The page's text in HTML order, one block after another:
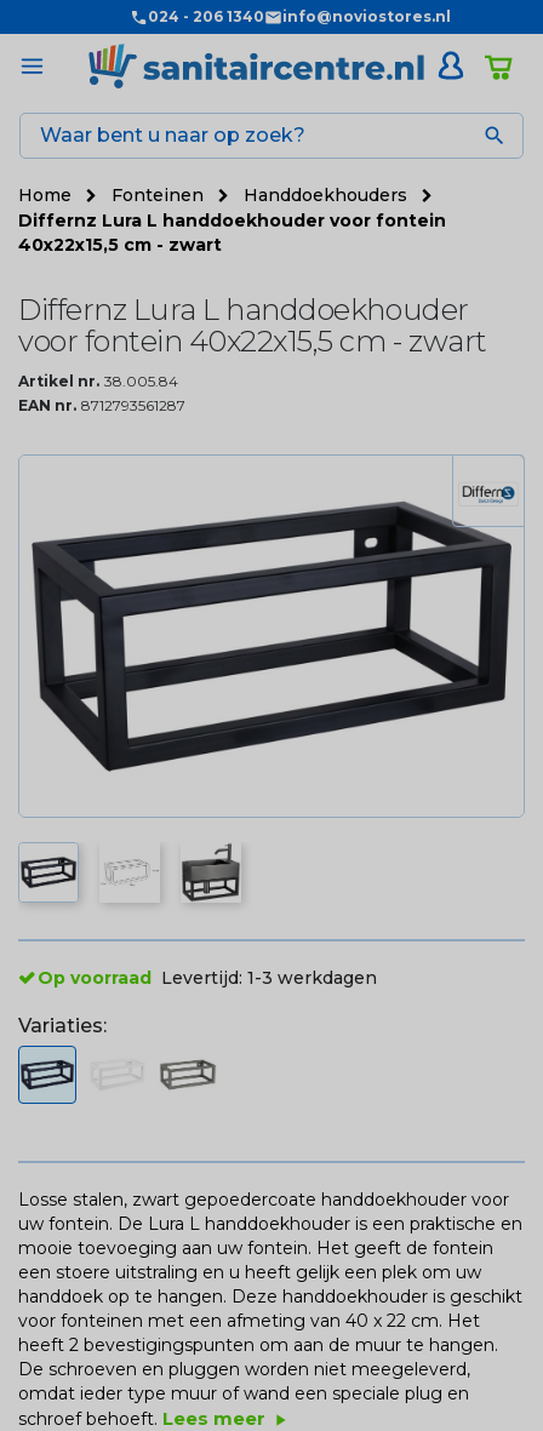
024 - 206 1340 info@noviostores.nl

Home Fonteinen
Handdoekhouders
Differnz Lura L handdoekhouder voor fontein
40x22x15,5 cm - zwart
Differnz Lura L handdoekhouder
voor fontein 40x22x15,5 cm - zwart
Artikel nr. 38.005.84
EAN nr. 8712793561287
Op voorraad Levertijd: 1-3 werkdagen
Variaties:
Losse stalen, zwart gepoedercoate handdoekhouder voor
uw fontein. De Lura L handdoekhouder is een praktische en
mooie toevoeging aan uw fontein. Het geeft de fontein
een stoere uitstraling en u heeft gelijk een plek om uw
handdoek op te hangen. Deze handdoekhouder is geschikt
voor fonteinen met een afmeting van 40 x 22 cm. Het
heeft 2 bevestigingspunten om aan de muur te hangen.
De schroeven en pluggen worden niet meegeleverd,
omdat ieder type muur of wand een speciale plug en
schroef behoeft. Lees meer play_arrow